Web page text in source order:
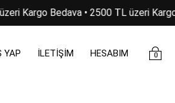
Bedava • 2500 TL üzeri
YAP İLETİŞİM HESABIM 0